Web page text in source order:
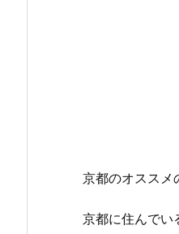
京都のオススメ
京都に住んでい